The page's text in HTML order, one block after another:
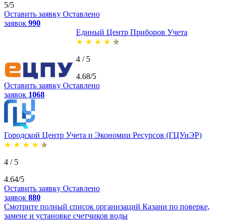
5/5
Оставить заявку Оставлено
заявок 990
Единый Центр Приборов Учета
★ ★ ★ ★ ★
4 / 5
4.68/5
Оставить заявку Оставлено
заявок 1068
Городской Центр Учета и Экономии Ресурсов (ГЦУиЭР)
★ ★ ★ ★ ★
4 / 5
4.64/5
Оставить заявку Оставлено
заявок 880
Смотрите полный список организаций Казани по поверке,
замене и установке счетчиков воды